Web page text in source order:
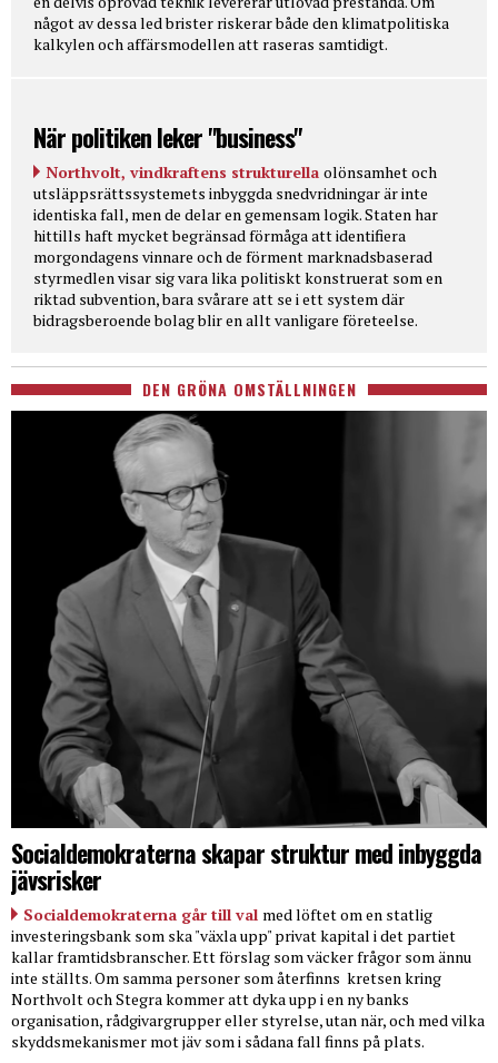
något av dessa led brister riskerar både den klimatpolitiska
kalkylen och affärsmodellen att raseras samtidigt.
När politiken leker "business"
Northvolt, vindkraftens strukturella olönsamhet och
utsläppsrättssystemets inbyggda snedvridningar är inte
identiska fall, men de delar en gemensam logik. Staten har
hittills haft mycket begränsad förmåga att identifiera
morgondagens vinnare och de förment marknadsbaserad
styrmedlen visar sig vara lika politiskt konstruerat som en
riktad subvention, bara svårare att se i ett system där
bidragsberoende bolag blir en allt vanligare företeelse.
DEN GRÖNA OMSTÄLLNINGEN
Socialdemokraterna skapar struktur med inbyggda
jävsrisker
Socialdemokraterna går till val med löftet om en statlig
investeringsbank som ska "växla upp" privat kapital i det partiet
kallar framtidsbranscher. Ett förslag som väcker frågor som ännu
inte ställts. Om samma personer som återfinns kretsen kring
Northvolt och Stegra kommer att dyka upp i en ny banks
organisation, rådgivargrupper eller styrelse, utan när, och med vilka
skyddsmekanismer mot jäv som i sådana fall finns på plats.